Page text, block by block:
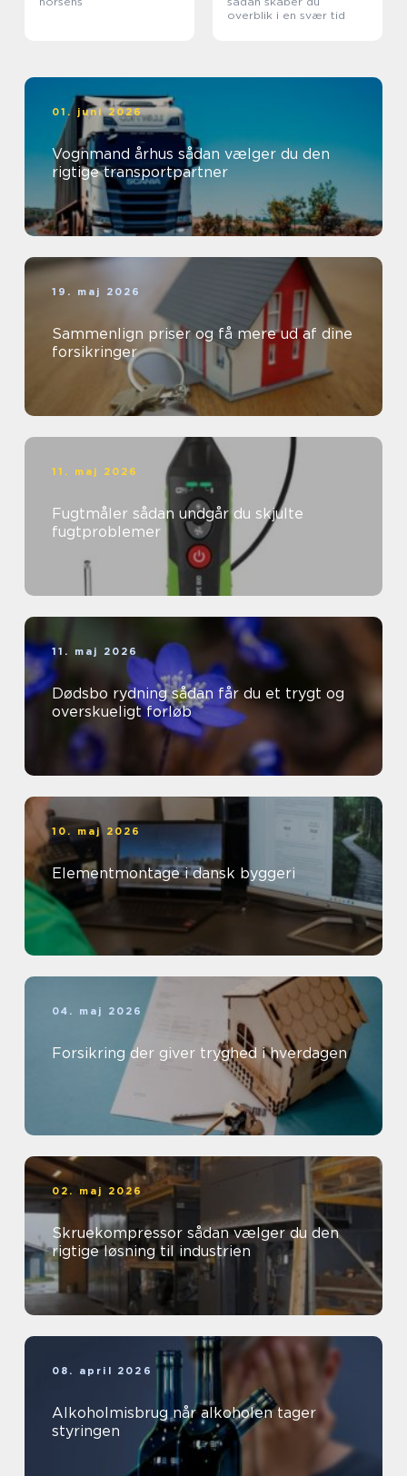
overblik i en svær tid
01. juni 2026
Vognmand århus sådan vælger du den
rigtige transportpartner
19. maj 2026
Sammenlign priser og få mere ud af dine
forsikringer
11. maj 2026
Fugtmåler sådan undgår du skjulte
fugtproblemer
11. maj 2026
Dødsbo rydning sådan får du et trygt og
overskueligt forløb
10. maj 2026
Elementmontage i dansk byggeri
04. maj 2026
Forsikring der giver tryghed i hverdagen
02. maj 2026
Skruekompressor sådan vælger du den
rigtige løsning til industrien
08. april 2026
Alkoholmisbrug når alkoholen tager
styringen